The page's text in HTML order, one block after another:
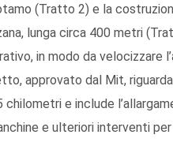
(Tratto 2) e la
lunga circa 400 metri
in modo da velocizzare
approvato dal Mit,
chilometri e include
e ulteriori interventi